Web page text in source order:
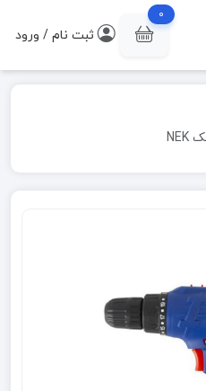
0
ثبت نام / ورود